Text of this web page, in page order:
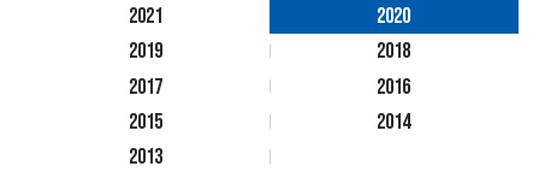
2021
2020
2019
2018
2017
2016
2015
2014
2013